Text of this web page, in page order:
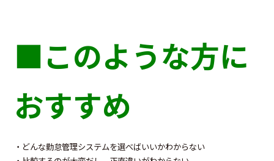
■このような方に
おすすめ
・どんな勤怠管理システムを選べばいいかわからない